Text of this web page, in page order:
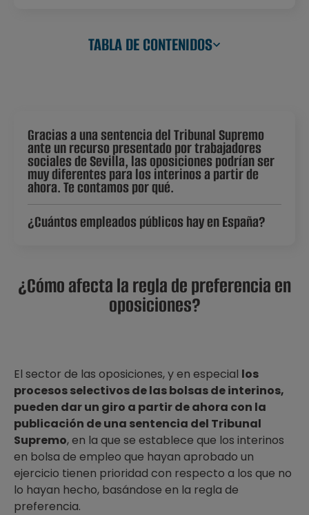
TABLA DE CONTENIDOS
Gracias a una sentencia del Tribunal Supremo
ante un recurso presentado por trabajadores
sociales de Sevilla, las oposiciones podrían ser
muy diferentes para los interinos a partir de
ahora. Te contamos por qué.
¿Cuántos empleados públicos hay en España?
¿Cómo afecta la regla de preferencia en
oposiciones?
El sector de las oposiciones, y en especial los
procesos selectivos de las bolsas de interinos,
pueden dar un giro a partir de ahora con la
publicación de una sentencia del Tribunal
Supremo, en la que se establece que los interinos
en bolsa de empleo que hayan aprobado un
ejercicio tienen prioridad con respecto a los que no
lo hayan hecho, basándose en la regla de
preferencia.